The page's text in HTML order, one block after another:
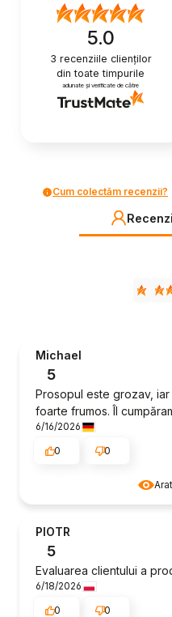
5.0
3 recenziile clienților
din toate timpurile
adunate și verificate de către
Cum colectăm recenzii?
Michael
5
Prosopul este grozav,
foarte frumos. Îl
6/16/2026
0
0
PIOTR
5
Evaluarea clientului a
6/18/2026
0
0